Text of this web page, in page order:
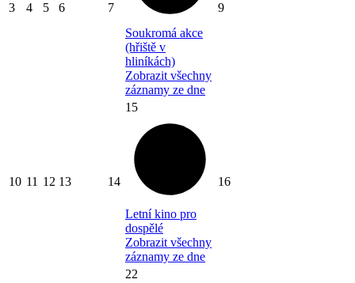
3 4 5 6 7
Soukromá akce
(hřiště v
hliníkách)
Zobrazit všechny
záznamy ze dne
9
10 11 12 13 14
15
Letní kino pro
dospělé
Zobrazit všechny
záznamy ze dne
16
22